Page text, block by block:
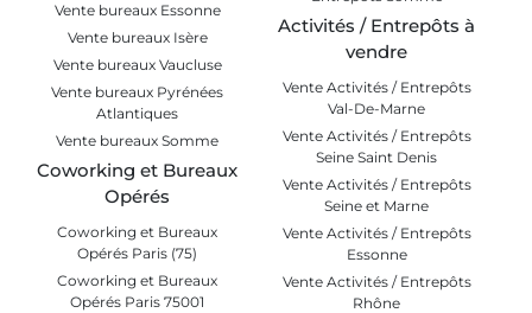
Vente bureaux Essonne
Vente bureaux Isère
Vente bureaux Vaucluse
Vente bureaux Pyrénées
Atlantiques
Vente bureaux Somme
Coworking et Bureaux
Opérés
Coworking et Bureaux
Opérés Paris (75)
Coworking et Bureaux
Opérés Paris 75001
Activités / Entrepôts à
vendre
Vente Activités / Entrepôts
Val-De-Marne
Vente Activités / Entrepôts
Seine Saint Denis
Vente Activités / Entrepôts
Seine et Marne
Vente Activités / Entrepôts
Essonne
Vente Activités / Entrepôts
Rhône